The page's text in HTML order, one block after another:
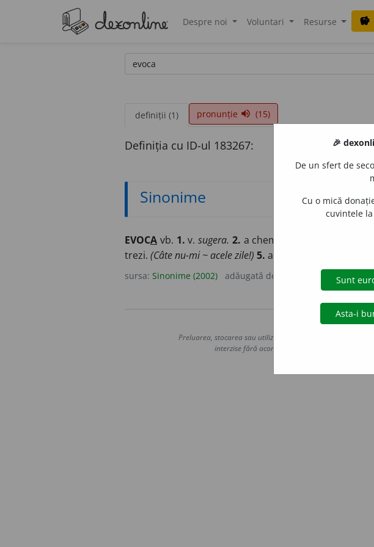
Despre noi Voluntari Resurse savings
definiții (1) pronunție volume_up (15)
Definiția cu ID-ul 183267:
Sinonime
EVOCA vb. 1. v.sugera. 2. a chema, a reaminti, a
trezi. (Câte nu-mi ~ acele zile!) 5. a reconstitui. (A ~
sursa: Sinonime (2002) adăugată de acțiuni
Copyright ©
Preluarea, stocarea sau utilizarea datelor de pe acest site,
interzise fără acordul nostru prealabil scris, cu
🎉
De un sfert de
Cu o mică
cuvintele